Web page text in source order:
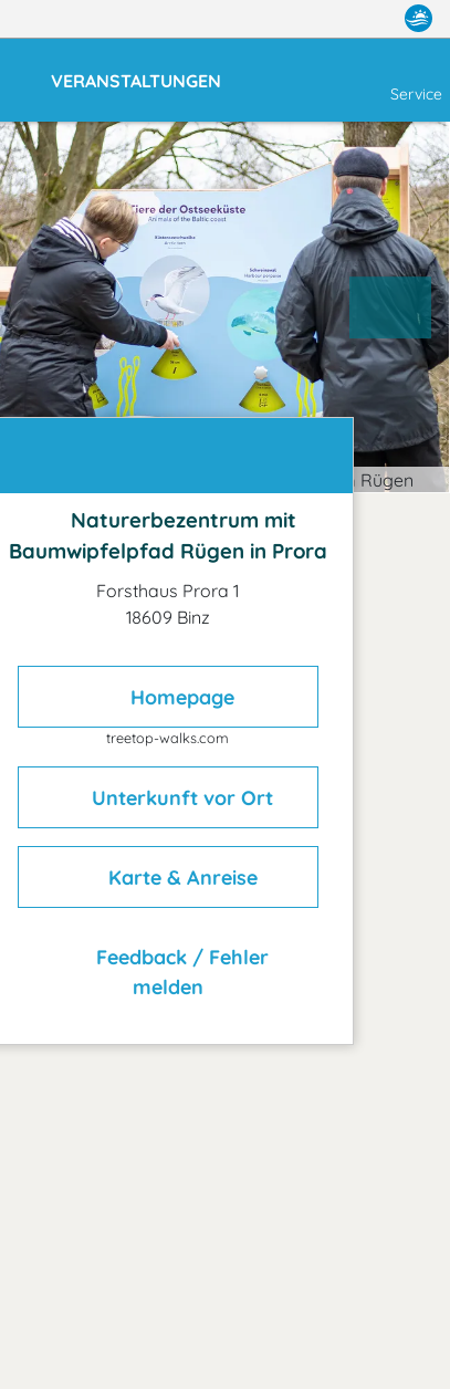
VERANSTALTUNGEN
Service
© Erlebnis Akademie AG/Naturerbe Zentrum Rügen
Naturerbezentrum mit
Baumwipfelpfad Rügen in Prora
Forsthaus Prora 1
18609 Binz
Homepage
treetop-walks.com
Unterkunft vor Ort
Karte & Anreise
Feedback / Fehler
melden